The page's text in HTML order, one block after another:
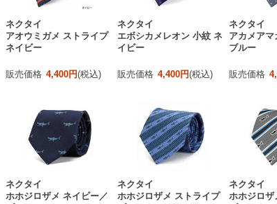
ネクタイ
アオウミガメ ストライプ
ネイビー
販売価格 4,400円(税込)
ネクタイ
エボシカメレオン 小紋 ネ
イビー
販売価格 4,400円(税込)
ネクタイ
アカメアマ
ブルー
販売価格
ネクタイ
ホホジロザメ ネイビー／
ネクタイ
ホホジロザメ ストライプ
ネクタイ
ホホジロザ